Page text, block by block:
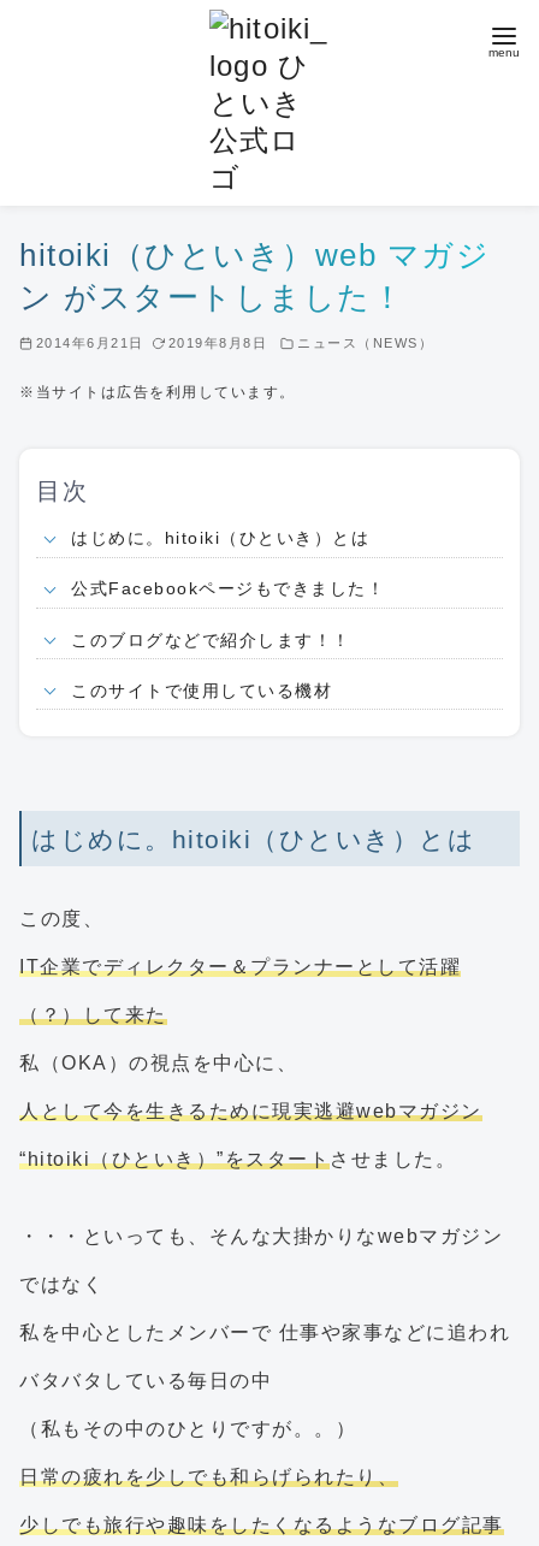
hitoiki（ひといき）web マガジ
ン がスタートしました！
2014年6月21日 2019年8月8日 ニュース（NEWS）
※当サイトは広告を利用しています。
目次
はじめに。hitoiki（ひといき）とは
公式Facebookページもできました！
このブログなどで紹介します！！
このサイトで使用している機材
はじめに。hitoiki（ひといき）とは
この度、
IT企業でディレクター＆プランナーとして活躍
（？）して来た
私（OKA）の視点を中心に、
人として今を生きるために現実逃避webマガジン
“hitoiki（ひといき）”をスタートさせました。
・・・といっても、そんな大掛かりなwebマガジン
ではなく
私を中心としたメンバーで 仕事や家事などに追われ
バタバタしている毎日の中
（私もその中のひとりですが。。）
日常の疲れを少しでも和らげられたり、
少しでも旅行や趣味をしたくなるようなブログ記事